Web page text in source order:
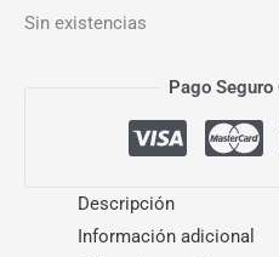
Sin existencias
Pago
Descripción
Información adicional